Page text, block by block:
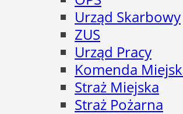
Urząd Skarbowy
ZUS
Urząd Pracy
Komenda
Straż Miejska
Straż Pożarna